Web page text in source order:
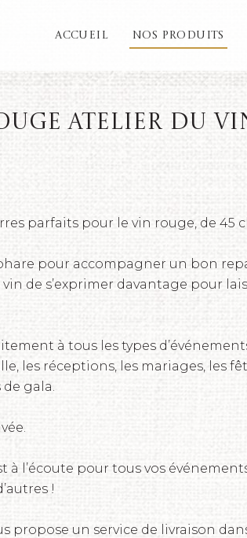
ACCUEIL NOS PRODUITS
Atelier du Vin -
parfaits pour le vin rouge, de 45
pour accompagner un bon
de s’exprimer davantage pour
à tous les types
les réceptions, les mariages, les
gala.
à l’écoute pour tous vos
!
propose un service de livraison